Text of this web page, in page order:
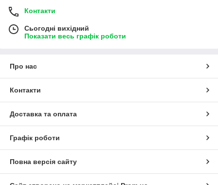
Контакти
Сьогодні вихідний
Показати весь графік роботи
Про нас
Контакти
Доставка та оплата
Графік роботи
Повна версія сайту